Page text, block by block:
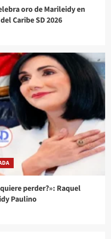
oro de Marileidy en
Caribe SD 2026
perder?»: Raquel
Paulino